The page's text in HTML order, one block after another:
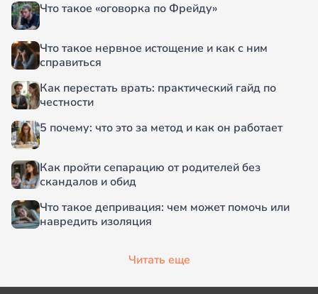
Что такое «оговорка по Фрейду»
Что такое нервное истощение и как с ним
справиться
Как перестать врать: практический гайд по
честности
5 почему: что это за метод и как он работает
Как пройти сепарацию от родителей без
скандалов и обид
Что такое депривация: чем может помочь или
навредить изоляция
Читать еще